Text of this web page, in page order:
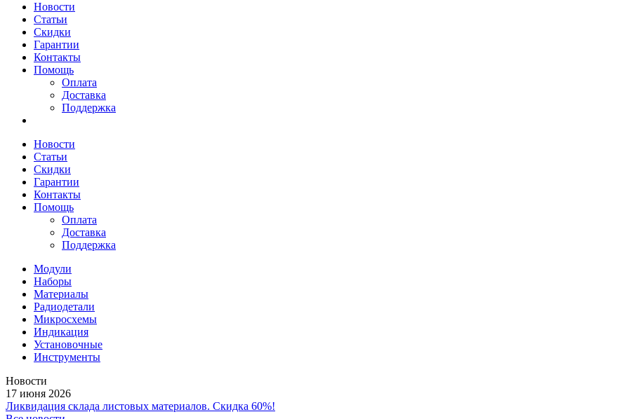
Новости
Статьи
Скидки
Гарантии
Контакты
Помощь
Оплата
Доставка
Поддержка
Новости
Статьи
Скидки
Гарантии
Контакты
Помощь
Оплата
Доставка
Поддержка
Модули
Наборы
Материалы
Радиодетали
Микросхемы
Индикация
Установочные
Инструменты
Новости
17 июня 2026
Ликвидация склада листовых материалов. Скидка 60%!